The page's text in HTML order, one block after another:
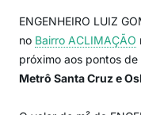
ENGENHEIRO LUIZ
no Bairro ACLIMAÇÃO
próximo aos pontos de
Metrô Santa Cruz e